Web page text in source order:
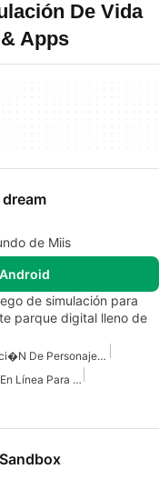
De Vida
Apps
de Miis
de simulación para
parque digital lleno de
Juegos Con Creaci�n De Personajes En Android
Juegos De Simulación En Línea Para Android